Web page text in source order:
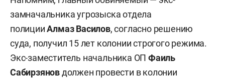
замначальника угрозыска отдела
полицииАлмаз Василов, согласно решению
суда, получил 15 лет колонии строгого режима.
Экс-заместитель начальника ОПФаиль
Сабирзяновдолжен провести в колонии